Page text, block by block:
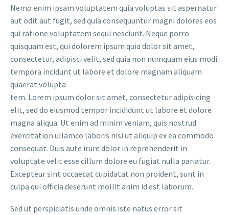
Nemo enim ipsam voluptatem quia voluptas sit aspernatur
aut odit aut fugit, sed quia consequuntur magni dolores eos
qui ratione voluptatem sequi nesciunt. Neque porro
quisquam est, qui dolorem ipsum quia dolor sit amet,
consectetur, adipisci velit, sed quia non numquam eius modi
tempora incidunt ut labore et dolore magnam aliquam
quaerat volupta
tem. Lorem ipsum dolor sit amet, consectetur adipisicing
elit, sed do eiusmod tempor incididunt ut labore et dolore
magna aliqua. Ut enim ad minim veniam, quis nostrud
exercitation ullamco laboris nisi ut aliquip ex ea commodo
consequat. Duis aute irure dolor in reprehenderit in
voluptate velit esse cillum dolore eu fugiat nulla pariatur.
Excepteur sint occaecat cupidatat non proident, sunt in
culpa qui officia deserunt mollit anim id est laborum.
Sed ut perspiciatis unde omnis iste natus error sit